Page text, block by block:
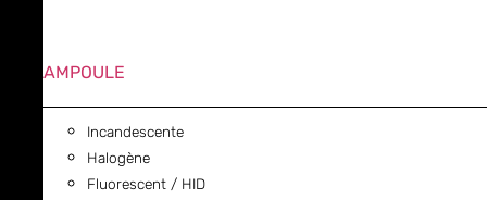
AMPOULE
Incandescente
Halogène
Fluorescent / HID